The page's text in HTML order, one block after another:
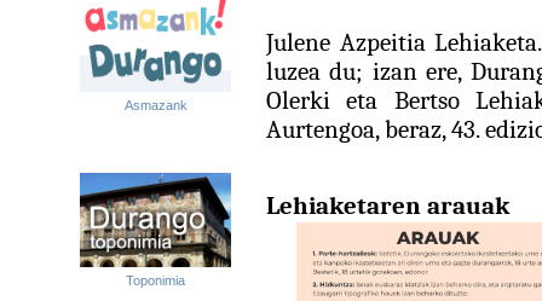
Asmazank
Toponimia
Julene Azpeitia
luzea du; izan ere,
Olerki eta Bertso
Aurtengoa, beraz, 43.
Lehiaketaren arauak